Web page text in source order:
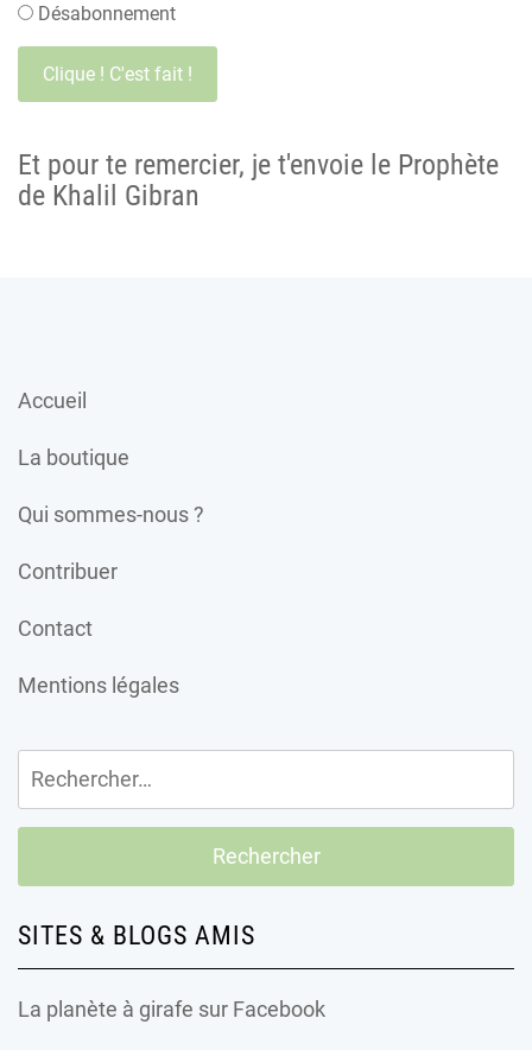
Désabonnement
Et pour te remercier, je t'envoie le Prophète
de Khalil Gibran
Accueil
La boutique
Qui sommes-nous ?
Contribuer
Contact
Mentions légales
Rechercher :
SITES & BLOGS AMIS
La planète à girafe sur Facebook